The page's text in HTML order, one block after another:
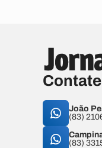
João
(83)
(83)